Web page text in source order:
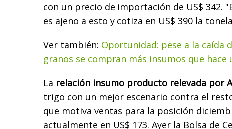
con un precio de importación de US$ 342.
es ajeno a esto y cotiza en US$ 390 la
Ver también: Oportunidad: pese a la caída
granos se compran más insumos que hace
La relación insumo producto relevada por
trigo con un mejor escenario contra el
que motiva ventas para la posición
actualmente en US$ 173. Ayer la Bolsa de